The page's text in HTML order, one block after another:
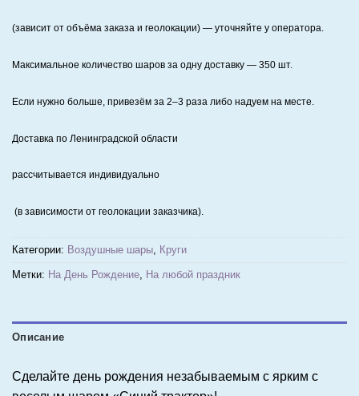
(зависит от объёма заказа и геолокации) — уточняйте у оператора.
Максимальное количество шаров за одну доставку — 350 шт.
Если нужно больше, привезём за 2–3 раза либо надуем на месте.
Доставка по Ленинградской области
рассчитывается индивидуально
(в зависимости от геолокации заказчика).
Категории: Воздушные шары, Круги
Метки: На День Рождение, На любой праздник
Описание
Сделайте день рождения незабываемым с ярким с